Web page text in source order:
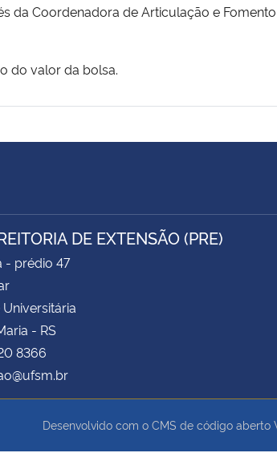
da Coordenadora de Articulação e
do valor da bolsa.
DE EXTENSÃO (PRE)
- prédio 47
- RS
8366
Desenvolvido com o CMS de código aberto